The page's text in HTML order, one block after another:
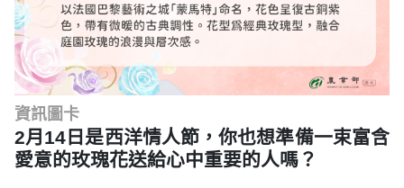
資訊圖卡
2月14日是西洋情人節，你也想準備一束富含
愛意的玫瑰花送給心中重要的人嗎？